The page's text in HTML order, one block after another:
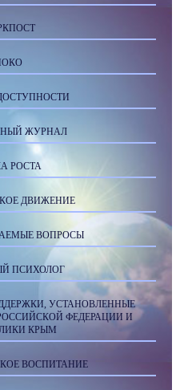
ЖУРНАЛ
РОСТА
ДВИЖЕНИЕ
ВОПРОСЫ
ПСИХОЛОГ
УСТАНОВЛЕННЫЕ
ФЕДЕРАЦИИ И
КРЫМ
ВОСПИТАНИЕ